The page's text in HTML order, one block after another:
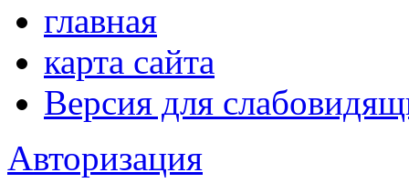
главная
карта сайта
Версия для
Авторизация